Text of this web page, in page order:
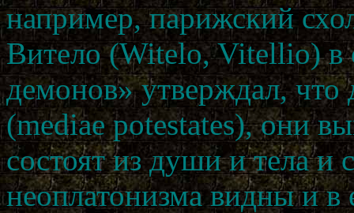
например, парижский
Витело (Witelo, Vitellio) в
демонов» утверждал,
(mediae potestates), они
состоят из души и тела и
неоплатонизма видны и в